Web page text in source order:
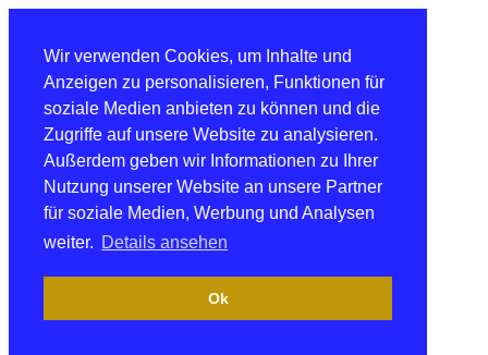
Wir verwenden Cookies, um Inhalte und
Anzeigen zu personalisieren, Funktionen für
soziale Medien anbieten zu können und die
Zugriffe auf unsere Website zu analysieren.
Außerdem geben wir Informationen zu Ihrer
Nutzung unserer Website an unsere Partner
für soziale Medien, Werbung und Analysen
weiter. Details ansehen
Ok